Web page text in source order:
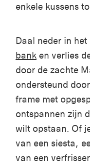
enkele kussens
Daal neder in
bank en verlies
door de zachte
ondersteund
frame met
ontspannen zijn
wilt opstaan. Of
van een siesta,
van een